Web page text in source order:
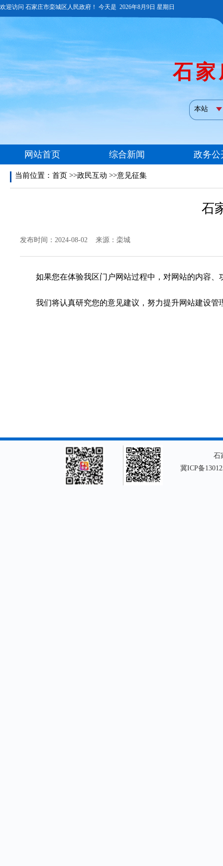
当前位置： 首页 >>政民互动 >>意见征集
石
发布时间：2024-08-02 来源：栾城
如果您在体验我区门户网站过程中，对网站的内容、
我们将认真研究您的意见建议，努力提升网站建设